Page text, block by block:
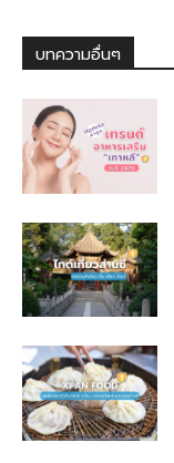
บทความอื่นๆ